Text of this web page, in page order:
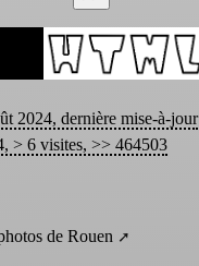
2024, dernière mise-à-jour
> 6 visites, >> 464503
de Rouen